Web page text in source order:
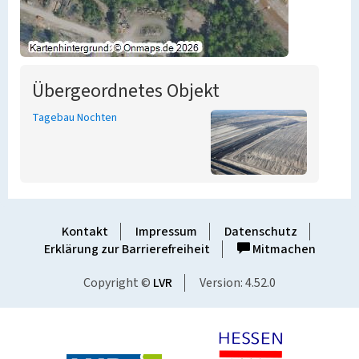
Übergeordnetes Objekt
Tagebau Nochten
Kontakt Impressum
Datenschutz
Erklärung zur Barrierefreiheit
Mitmachen
Copyright © LVR Version: 4.52.0